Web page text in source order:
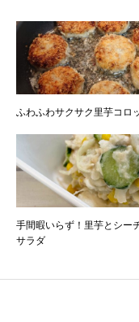
ふわふわサクサク里芋コロ
手間暇いらず！里芋とシー
サラダ